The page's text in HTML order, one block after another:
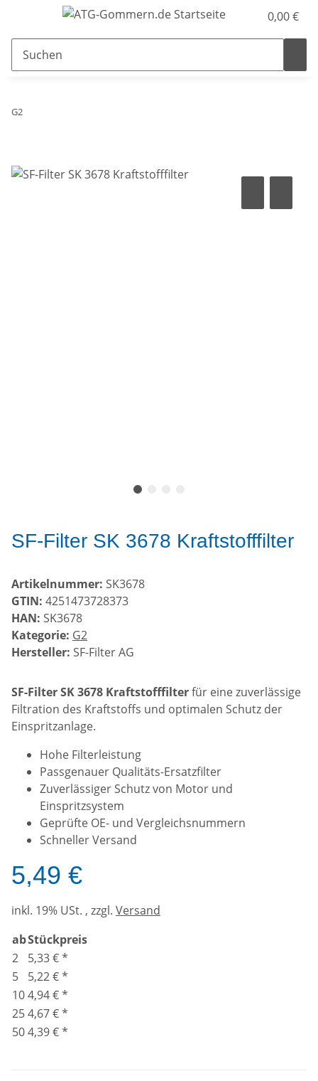
0,00 €
G2
SF-Filter SK 3678 Kraftstofffilter
Artikelnummer: SK3678
GTIN: 4251473728373
HAN: SK3678
Kategorie: G2
Hersteller: SF-Filter AG
SF-Filter SK 3678 Kraftstofffilterfür eine zuverlässige
Filtration des Kraftstoffs und optimalen Schutz der
Einspritzanlage.
Hohe Filterleistung
Passgenauer Qualitäts-Ersatzfilter
Zuverlässiger Schutz von Motor und
Einspritzsystem
Geprüfte OE- und Vergleichsnummern
Schneller Versand
5,49 €
inkl. 19% USt. , zzgl. Versand
abStückpreis
2
5,33 €*
5
5,22 €*
104,94 €*
254,67 €*
504,39 €*